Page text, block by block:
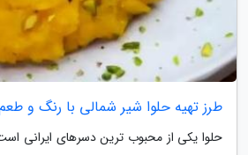
طرز تهیه حلوا شیر شمالی با رنگ و
حلوا یکی از محبوب ترین دسرهای ایرانی